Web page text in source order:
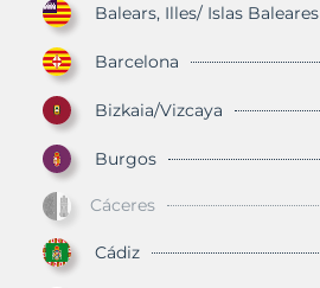
Balears, Illes/ Islas Baleares
Barcelona
Bizkaia/Vizcaya
Burgos
Cáceres
Cádiz